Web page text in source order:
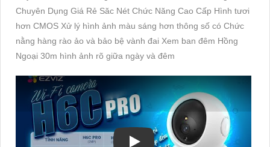
Chuyên Dụng Giá Rẻ Săc Nét Chức Năng Cao Cấp Hình tươi
hơn CMOS Xử lý hình ảnh màu sáng hơn thông số có Chức
nằng hàng rào ảo và bảo bệ vành đai Xem ban đêm Hồng
Ngoại 30m hình ảnh rõ giữa ngày và đêm